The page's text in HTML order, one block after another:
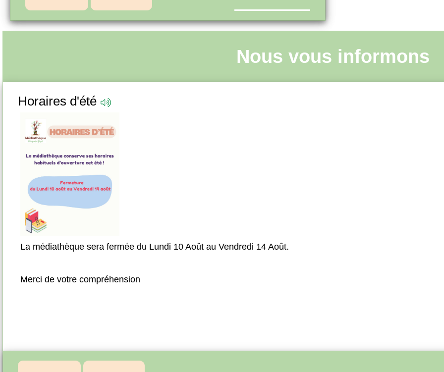
Nous vous informons
Horaires d'été
La médiathèque sera fermée du Lundi 10 Août au Vendredi 14 Août.
Merci de votre compréhension